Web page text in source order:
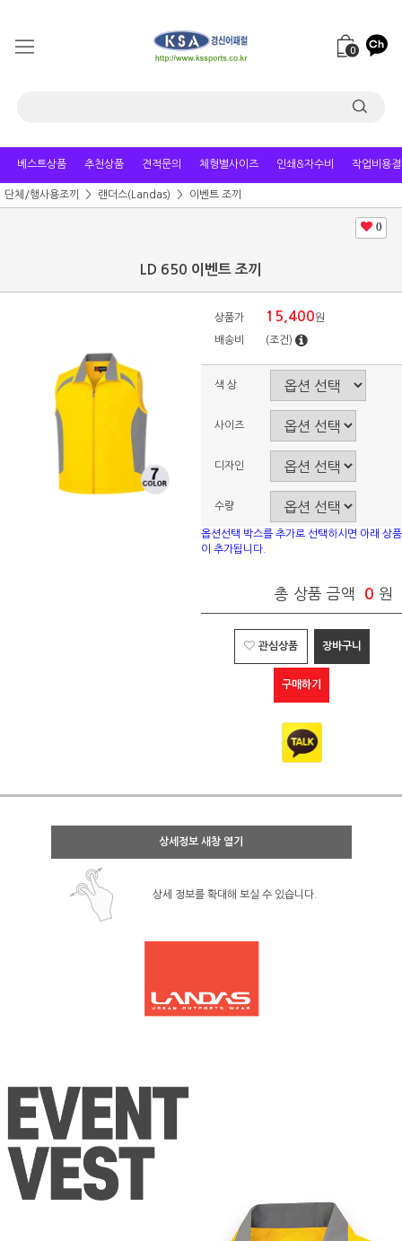
0
베스트상품 추천상품 견적문의 체형별사이즈 인쇄&자수비 작업비용
단체/행사용조끼 랜더스(Landas) 이벤트 조끼
0
LD 650 이벤트 조끼
상품가 15,400원
배송비 (조건)
색 상
사이즈
디자인
수량
옵션선택 박스를 추가로 선택하시면 아래 상품
이 추가됩니다.
총 상품 금액 0 원
관심상품 장바구니
구매하기
상세정보 새창 열기
상세 정보를 확대해 보실 수 있습니다.